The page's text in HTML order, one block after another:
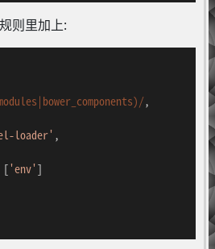
则里加上:
,
loader' ,
['env']